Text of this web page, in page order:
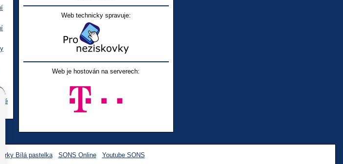
Web technicky spravuje:
Web je hostován na serverech:
Bílá pastelka SONS Online Youtube SONS